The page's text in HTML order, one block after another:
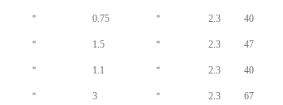
＂ 0.75 ＂ 2.3
40
＂ 1.5 ＂ 2.3
47
＂ 1.1 ＂ 2.3
40
＂ 3 ＂ 2.3
67